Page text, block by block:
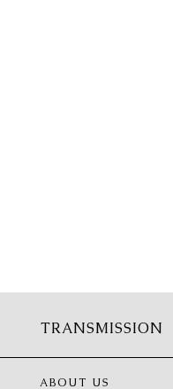
TRANSMISSION
ABOUT US